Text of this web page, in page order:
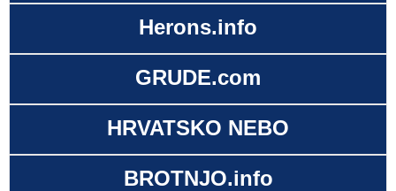
Herons.info
GRUDE.com
HRVATSKO NEBO
BROTNJO.info